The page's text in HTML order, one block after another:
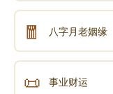
🧧 八字月老姻缘
📜 事业财运